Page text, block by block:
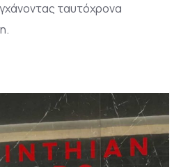
ταυτόχρονα